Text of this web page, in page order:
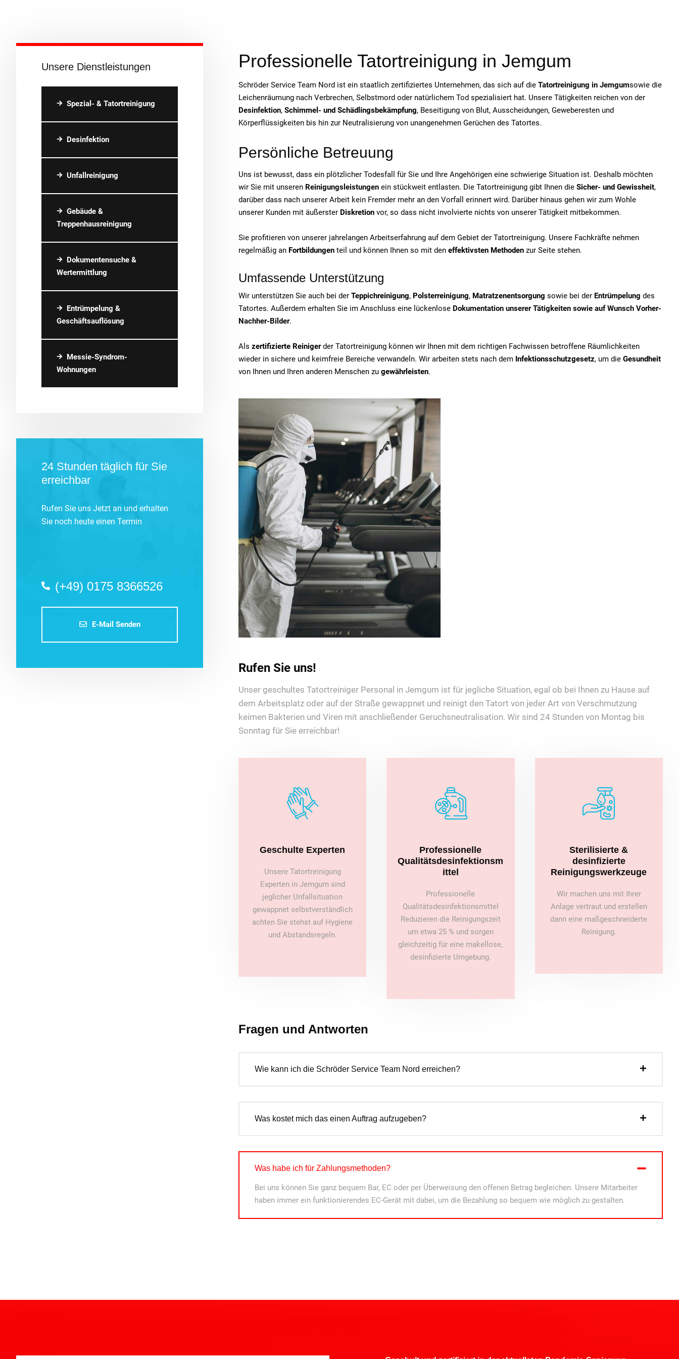
Unsere Dienstleistungen
Spezial- & Tatortreinigung
Desinfektion
Unfallreinigung
Gebäude &
Treppenhausreinigung
Dokumentensuche &
Wertermittlung
Entrümpelung &
Geschäftsauflösung
Messie-Syndrom-
Wohnungen
24 Stunden täglich für Sie
erreichbar
Rufen Sie uns Jetzt an und erhalten
Sie noch heute einen Termin
(+49) 0175 8366526
E-Mail Senden
Professionelle Tatortreinigung in Jemgum
Schröder Service Team Nord ist ein staatlich zertifiziertes Unternehmen, das sich auf die Tatortreinigung in Jemgumsowie die
Leichenräumung nach Verbrechen, Selbstmord oder natürlichem Tod spezialisiert hat. Unsere Tätigkeiten reichen von der
Desinfektion, Schimmel- und Schädlingsbekämpfung, Beseitigung von Blut, Ausscheidungen, Geweberesten und
Körperflüssigkeiten bis hin zur Neutralisierung von unangenehmen Gerüchen des Tatortes.
Persönliche Betreuung
Uns ist bewusst, dass ein plötzlicher Todesfall für Sie und Ihre Angehörigen eine schwierige Situation ist. Deshalb möchten
wir Sie mit unseren Reinigungsleistungen ein stückweit entlasten. Die Tatortreinigung gibt Ihnen die Sicher- und Gewissheit,
darüber dass nach unserer Arbeit kein Fremder mehr an den Vorfall erinnert wird. Darüber hinaus gehen wir zum Wohle
unserer Kunden mit äußerster Diskretion vor, so dass nicht involvierte nichts von unserer Tätigkeit mitbekommen.
Sie profitieren von unserer jahrelangen Arbeitserfahrung auf dem Gebiet der Tatortreinigung. Unsere Fachkräfte nehmen
regelmäßig an Fortbildungen teil und können Ihnen so mit den effektivsten Methoden zur Seite stehen.
Umfassende Unterstützung
Wir unterstützen Sie auch bei der Teppichreinigung, Polsterreinigung, Matratzenentsorgung sowie bei der Entrümpelung des
Tatortes. Außerdem erhalten Sie im Anschluss eine lückenlose Dokumentation unserer Tätigkeiten sowie auf Wunsch Vorher-
Nachher-Bilder.
Als zertifizierte Reinigerder Tatortreinigung können wir Ihnen mit dem richtigen Fachwissen betroffene Räumlichkeiten
wieder in sichere und keimfreie Bereiche verwandeln. Wir arbeiten stets nach dem Infektionsschutzgesetz, um die Gesundheit
von Ihnen und Ihren anderen Menschen zu gewährleisten.
Rufen Sie uns!
Unser geschultes Tatortreiniger Personal in Jemgum ist für jegliche Situation, egal ob bei Ihnen zu Hause auf
dem Arbeitsplatz oder auf der Straße gewappnet und reinigt den Tatort von jeder Art von Verschmutzung
keimen Bakterien und Viren mit anschließender Geruchsneutralisation. Wir sind 24 Stunden von Montag bis
Sonntag für Sie erreichbar!
Geschulte Experten
Unsere Tatortreinigung
Experten in Jemgum sind
jeglicher Unfallsituation
gewappnet selbstverständlich
achten Sie stehst auf Hygiene
und Abstandsregeln.
Professionelle
Qualitätsdesinfektionsm
ittel
Professionelle
Qualitätsdesinfektionsmittel
Reduzieren die Reinigungszeit
um etwa 25 % und sorgen
gleichzeitig für eine makellose,
desinfizierte Umgebung.
Sterilisierte &
desinfizierte
Reinigungswerkzeuge
Wir machen uns mit Ihrer
Anlage vertraut und erstellen
dann eine maßgeschneiderte
Reinigung.
Fragen und Antworten
Wie kann ich die Schröder Service Team Nord erreichen?
Was kostet mich das einen Auftrag aufzugeben?
Was habe ich für Zahlungsmethoden?
Bei uns können Sie ganz bequem Bar, EC oder per Überweisung den offenen Betrag begleichen. Unsere Mitarbeiter
haben immer ein funktionierendes EC-Gerät mit dabei, um die Bezahlung so bequem wie möglich zu gestalten.